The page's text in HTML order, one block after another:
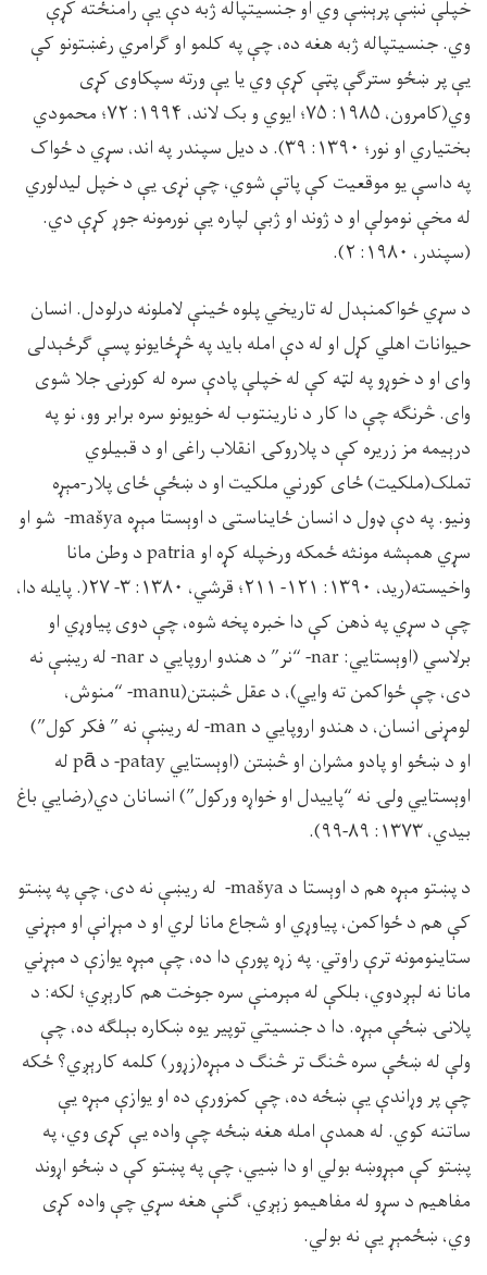
خپلې نښې پرېښې وي او جنسيتپاله ژبه دې يې رامنځته کړې
وي. جنسيتپاله ژبه هغه ده، چې په کلمو او ګرامري رغښتونو کې
يې پر ښځو سترګې پټې کړې وي يا يې ورته سپکاوى کړى
وي(کامرون، ۱۹۸۵: ۷۵؛ ايوي و بک لاند، ۱۹۹۴: ۷۲؛ محمودي
بختياري او نور؛ ۱۳۹۰: ۳۹). د ديل سپندر په اند، سړي د ځواک
په داسې يو موقعيت کې پاتې شوي، چې نړۍ يې د خپل ليدلوري
له مخې نومولې او د ژوند او ژبې لپاره يې نورمونه جوړ کړې دي.
(سپندر، ۱۹۸۰: ۲).
د سړي ځواکمنېدل له تاريخي پلوه ځينې لاملونه درلودل. انسان
حيوانات اهلي کړل او له دې امله بايد په څړځايونو پسې ګرځېدلى
واى او د خوړو په لټه کې له خپلې پادې سره له کورنۍ جلا شوى
واى. څرنګه چې دا کار د نارينتوب له خويونو سره برابر وو، نو په
درېيمه مز زريره کې د پلاروکۍ انقلاب راغى او د قبيلوي
تملک(ملکيت) ځاى کورني ملکيت او د ښځې ځاى پلار-مېړه
ونيو. په دې ډول د انسان ځايناستى د اوېستا مېړه mašya- شو او
سړي همېشه مونثه ځمکه ورخپله کړه او patria د وطن مانا
واخيسته(ريد، ۱۳۹۰: ۱۲۱- ۲۱۱؛ قرشي، ۱۳۸۰: ۳- ۲۷(. پايله دا،
چې د سړي په ذهن کې دا خبره پخه شوه، چې دوى پياوړي او
برلاسي (اوېستايي: nar- “نر” د هندو اروپايي د nar- له ريښې نه
دى، چې ځواکمن ته وايي)، د عقل څښتن(manu- “منوش،
لومړنى انسان، د هندو اروپايي د man- له ريښې نه ” فکر کول”)
او د ښځو او پادو مشران او څښتن (اوېستايي patay- د pā له
اوېستايي ولۍ نه “پاييدل او خواړه ورکول”) انسانان دي(رضايي باغ
بيدي، ۱۳۷۳: ۸۹-۹۹).
د پښتو مېړه هم د اوېستا د mašya- له ريښې نه دى، چې په پښتو
کې هم د ځواکمن، پياوړي او شجاع مانا لري او د مېړانې او مېړني
ستاينومونه ترې راوتي. په زړه پورې دا ده، چې مېړه يوازې د مېړني
مانا نه لېږدوي، بلکې له مېرمنې سره جوخت هم کارېږي؛ لکه: د
پلانۍ ښځې مېړه. دا د جنسيتي توپير يوه ښکاره بېلګه ده، چې
ولې له ښځې سره څنګ تر څنګ د مېړه(زړور) کلمه کارېږي؟ ځکه
چې پر وړاندې يې ښځه ده، چې کمزورې ده او يوازې مېړه يې
ساتنه کوي. له همدې امله هغه ښځه چې واده يې کړى وي، په
پښتو کې مېړوښه بولي او دا ښيي، چې په پښتو کې د ښځو اړوند
مفاهيم د سړو له مفاهيمو زېږي، ګنې هغه سړي چې واده کړى
وي، ښځمېړ يې نه بولي.